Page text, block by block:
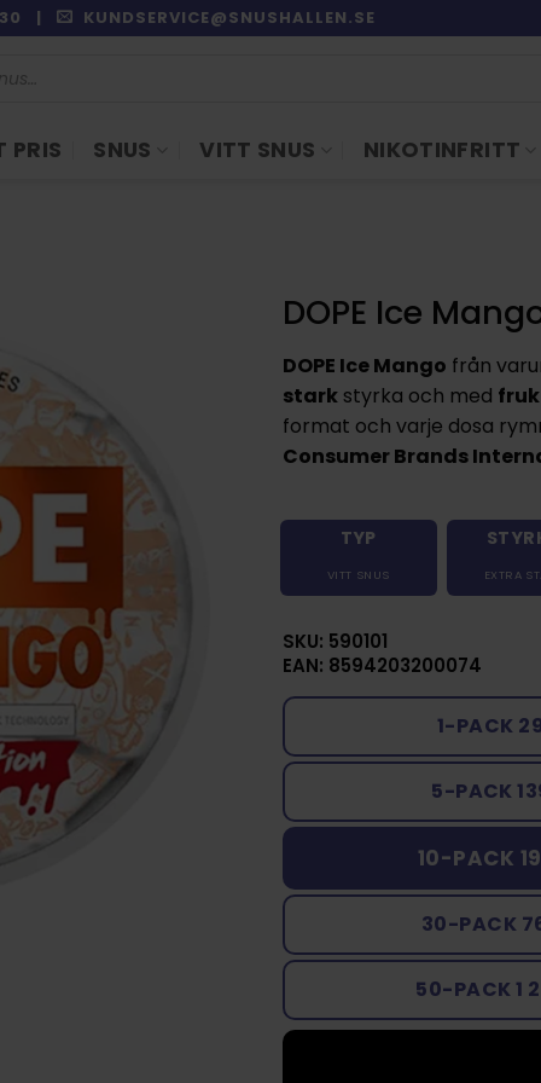
| KUNDSERVICE@SNUSHALLEN.SE
PRIS SNUS VITT SNUS NIKOTINFRITT
DOPE Ice
DOPE Ice Mango från
stark styrka och med
format och varje dosa
Consumer Brands
TYP
VITT SNUS EXTRA
SKU: 590101
EAN: 8594203200074
1-PACK
5-PACK
10-PACK
30-PACK
50-PACK 1